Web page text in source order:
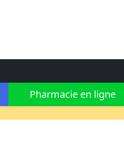
Pharmacie en ligne